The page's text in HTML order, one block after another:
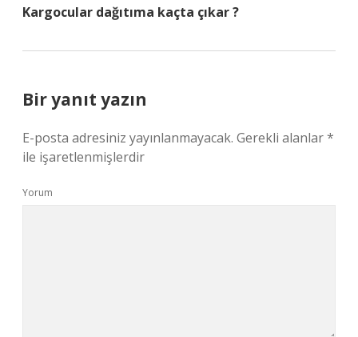
Kargocular dağıtıma kaçta çıkar ?
Bir yanıt yazın
E-posta adresiniz yayınlanmayacak. Gerekli alanlar*
ile işaretlenmişlerdir
Yorum